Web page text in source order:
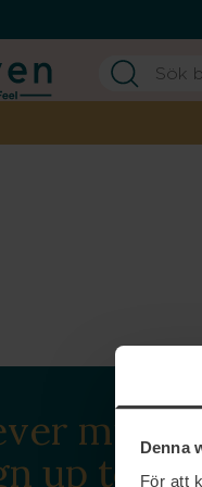
Denna
För att
miss a
up to